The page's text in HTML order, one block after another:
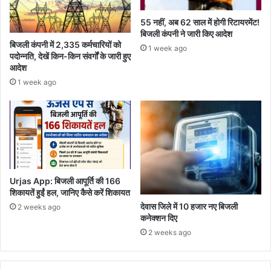
बिजली कंपनी में 2,335 कर्मचारियों को
पदोन्नति, देखें किन-किन संवर्गों के जारी हुए
आदेश
1 week ago
55 नहीं, अब 62 साल में होगी रिटायरमेंट!
बिजली कंपनी ने जारी किए आदेश
1 week ago
Urjas App: बिजली आपूर्ति की 166
शिकायतें हुईं हल, जानिए कैसे करें शिकायत
2 weeks ago
देवास जिले में 10 हजार नए बिजली
कनेक्शन दिए
2 weeks ago